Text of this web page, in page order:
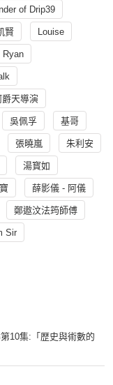
of Drip39
賢 Louise
Ryan
爵天導演
吳佩孚 基哥
張曉嵐 朱利安
湯寳如
薛影儀 - 阿儀
鄭遨汶法筠師傅
Sir
10集:「歴史與術數的